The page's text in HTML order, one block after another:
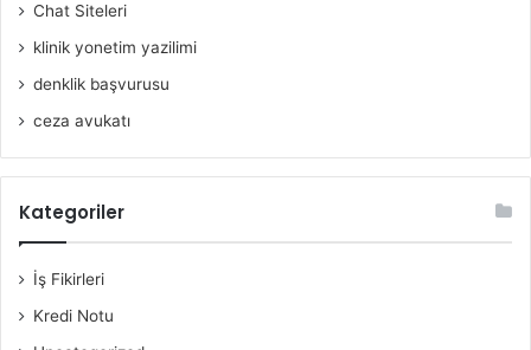
Chat Siteleri
klinik yonetim yazilimi
denklik başvurusu
ceza avukatı
Kategoriler
İş Fikirleri
Kredi Notu